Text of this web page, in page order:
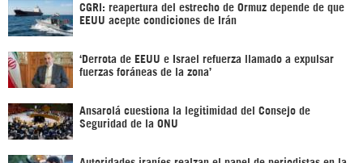
CGRI: reapertura del estrecho de Ormuz depende de que
EEUU acepte condiciones de Irán
‘Derrota de EEUU e Israel refuerza llamado a expulsar
fuerzas foráneas de la zona’
Ansarolá cuestiona la legitimidad del Consejo de
Seguridad de la ONU
Autoridades iraníes realzan el papel de periodistas en la